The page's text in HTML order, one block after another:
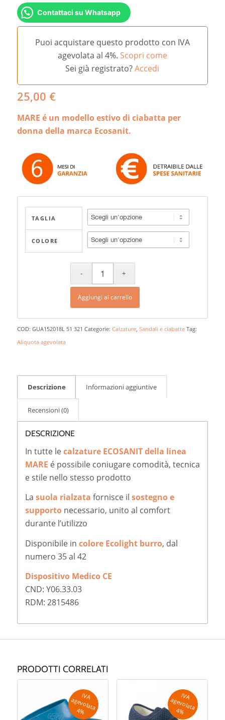
Contattaci su Whatsapp
Puoi acquistare questo prodotto con IVA
agevolata al 4%. Scopri come
Sei già registrato?Accedi
25,00 €
MARE é un modello estivo di ciabatta per
donna della marca Ecosanit.
TAGLIA
COLORE
Aggiungi al carrello
COD: GUA152018L 51 321 Categorie: Calzature, Sandali e ciabatte Tag:
Aliquota agevolata
Descrizione Informazioni aggiuntive
Recensioni (0)
DESCRIZIONE
In tutte lecalzature ECOSANIT della linea
MARE é possibile coniugare comodità, tecnica
e stile nello stesso prodotto
La suola rialzata fornisce il sostegno e
supportonecessario, unito al comfort
durante l’utilizzo
Disponibile in colore Ecolight burro, dal
numero 35 al 42
Dispositivo Medico CE
CND: Y06.33.03
RDM: 2815486
PRODOTTI CORRELATI
IV
A
a
g
e
v
o
la
ta
4
%
IV
A
a
g
e
v
o
la
ta
4
%